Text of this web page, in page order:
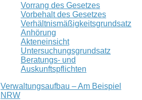
Vorrang des Gesetzes
Vorbehalt des Gesetzes
Verhältnismäßigkeitsgrundsatz
Anhörung
Akteneinsicht
Untersuchungsgrundsatz
Beratungs- und
Auskunftspflichten
Verwaltungsaufbau – Am Beispiel
NRW